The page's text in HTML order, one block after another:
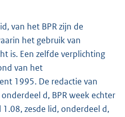
van het BPR zijn de
het gebruik van
is. Een zelfde verplichting
van het
1995. De redactie van
d, BPR week echter
zesde lid, onderdeel d,